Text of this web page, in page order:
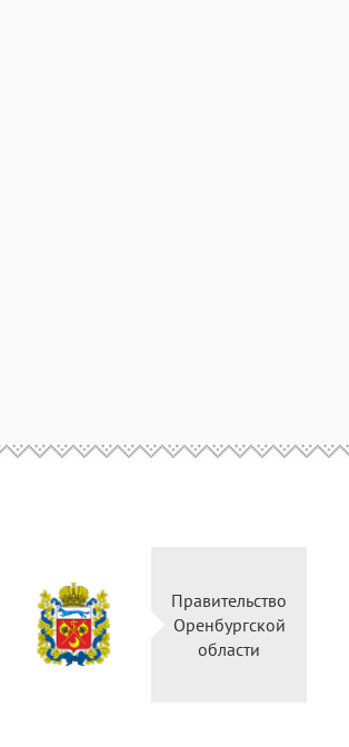
Правительство
Оренбургской
области